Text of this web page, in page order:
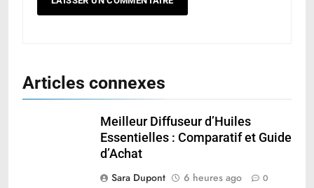
Articles connexes
Meilleur Diffuseur d’Huiles
Essentielles : Comparatif et Guide
d’Achat
Sara Dupont
6 heures ago 0